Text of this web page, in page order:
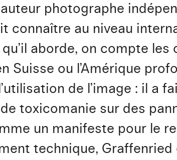
photographe
connaître au niveau
aborde, on compte
Suisse ou l’Amérique
de l’image : il a
toxicomanie sur des
un manifeste pour le
technique,